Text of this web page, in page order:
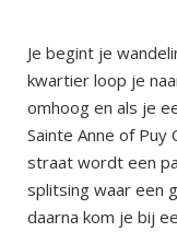
Je begint je
kwartier loop je
omhoog en als je
Sainte Anne of
straat wordt een
splitsing waar een
daarna kom je bij